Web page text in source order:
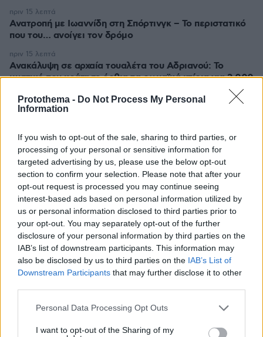
Protothema - Do Not Process My Personal
Information
If you wish to opt-out of the sale, sharing to third parties, or
processing of your personal or sensitive information for
targeted advertising by us, please use the below opt-out
section to confirm your selection. Please note that after your
opt-out request is processed you may continue seeing
interest-based ads based on personal information utilized by
us or personal information disclosed to third parties prior to
your opt-out. You may separately opt-out of the further
disclosure of your personal information by third parties on the
IAB’s list of downstream participants. This information may
also be disclosed by us to third parties on the IAB’s List of
Downstream Participants that may further disclose it to other
Please note that this website/app uses one or more Google
not limited to your visit or usage behaviour. You may click to
Personal Data Processing Opt Outs
I want to opt-out of the Sharing of my
Ανατροπή με Ιωαννίδη στη Σπόρτινγκ – Το περιστατικό
που του… ανοίγει τον δρόμο
πριν 15 λεπτά
Ανακάλυψη σε αρχαία τουαλέτα του Αδριανού: Το
μυστικό που κράτησε όρθια τα ρωμαϊκά κτίρια για 2.000
πριν 15 λεπτά
τσιγαράδων του «Έντικ»
πριν 16 λεπτά
Κατασκευάζουν ποτάμι από σκυρόδεμα 145 χλμ. με έναν
σκοπό: Να τερματίσουν την ξηρασία
πριν 16 λεπτά
Η Κέιτ Μος υιοθέτησε τo accessory-maxxing και
συνδύασε δύο τσάντες Hermès
πριν 19 λεπτά
Το λάθος που μπορεί να σου χαλάσει τις διακοπές
πριν 21 λεπτά
Συγκρίνουμε τα δύο πιο δημοφιλή ηλεκτρικά - Ποιο
κερδίζει τη μάχη;
πριν 21 λεπτά
ψηφιακή μετάβαση των επιχειρήσεων - Χαρδαλιάς:
πριν 22 λεπτά